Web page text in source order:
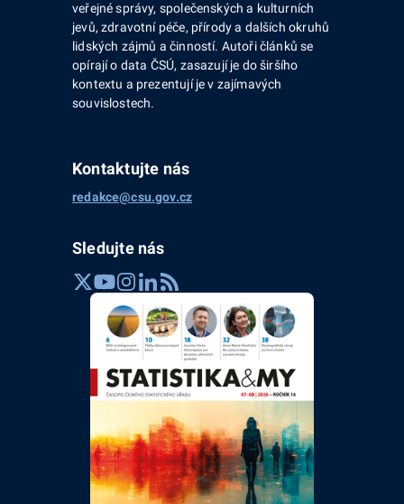
veřejné správy, společenských a kulturních
jevů, zdravotní péče, přírody a dalších okruhů
lidských zájmů a činností. Autoři článků se
opírají o data ČSÚ, zasazují je do širšího
kontextu a prezentují je v zajímavých
souvislostech.
Kontaktujte nás
redakce@csu.gov.cz
Sledujte nás